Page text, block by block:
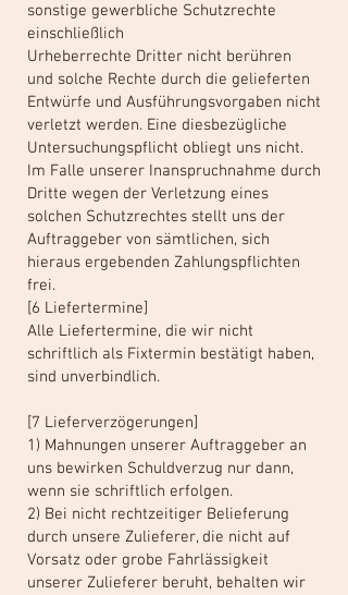
sonstige gewerbliche Schutzrechte
einschließlich
Urheberrechte Dritter nicht berühren
und solche Rechte durch die gelieferten
Entwürfe und Ausführungsvorgaben nicht
verletzt werden. Eine diesbezügliche
Untersuchungspflicht obliegt uns nicht.
Im Falle unserer Inanspruchnahme durch
Dritte wegen der Verletzung eines
solchen Schutzrechtes stellt uns der
Auftraggeber von sämtlichen, sich
hieraus ergebenden Zahlungspflichten
frei.
[6 Liefertermine]
Alle Liefertermine, die wir nicht
schriftlich als Fixtermin bestätigt haben,
sind unverbindlich.
[7 Lieferverzögerungen]
1) Mahnungen unserer Auftraggeber an
uns bewirken Schuldverzug nur dann,
wenn sie schriftlich erfolgen.
2) Bei nicht rechtzeitiger Belieferung
durch unsere Zulieferer, die nicht auf
Vorsatz oder grobe Fahrlässigkeit
unserer Zulieferer beruht, behalten wir